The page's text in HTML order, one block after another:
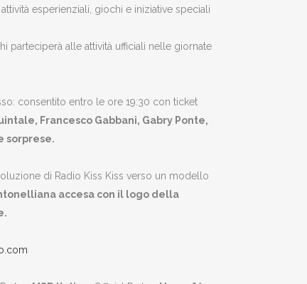
esperienziali, giochi e iniziative speciali
parteciperà alle attività ufficiali nelle giornate
consentito entro le ore 19:30 con ticket
Francesco Gabbani, Gabry Ponte,
sorprese.
di Radio Kiss Kiss verso un modello
accesa con il logo della